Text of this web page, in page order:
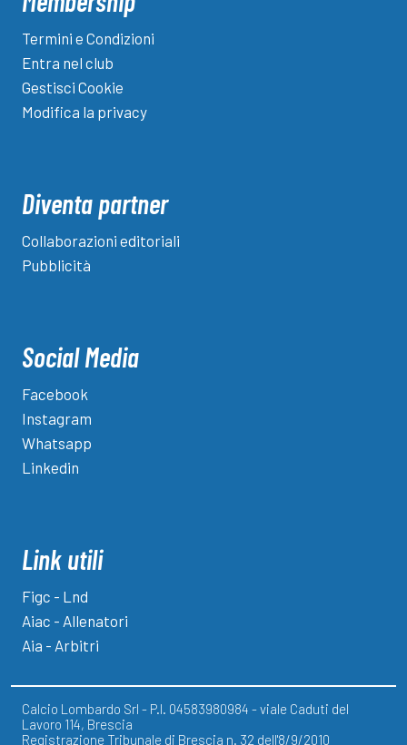
Termini e Condizioni
Entra nel club
Gestisci Cookie
Modifica la privacy
Diventa partner
Collaborazioni editoriali
Pubblicità
Social Media
Facebook
Instagram
Whatsapp
Linkedin
Link utili
Figc - Lnd
Aiac - Allenatori
Aia - Arbitri
Calcio Lombardo Srl - P.I. 04583980984 - viale Caduti del
Lavoro 114, Brescia
Registrazione Tribunale di Brescia n. 32 dell'8/9/2010